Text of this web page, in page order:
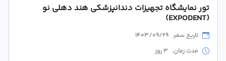
تور نمایشگاه تجهیزات دندانپزشکی هند دهلی نو
(EXPODENT)
تاریخ سفر: 1403/09/29
مدت زمان: 3 روز